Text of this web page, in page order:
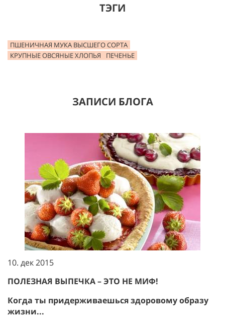
ТЭГИ
ПШЕНИЧНАЯ МУКА ВЫСШЕГО СОРТА
КРУПНЫЕ ОВСЯНЫЕ ХЛОПЬЯ
ПЕЧЕНЬЕ
ЗАПИСИ БЛОГА
10. дек 2015
ПОЛЕЗНАЯ ВЫПЕЧКА – ЭТО НЕ МИФ!
Когда ты придерживаешься здоровому образу
жизни...